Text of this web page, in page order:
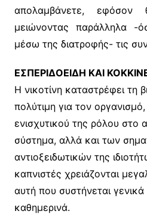
απολαμβάνετε, εφόσον
μειώνοντας παράλληλα -
μέσω της διατροφής- τις
EΣΠΕΡΙΔΟΕΙΔΗ ΚΑΙ
H νικοτίνη καταστρέφει τη
πολύτιμη για τον
ενισχυτικού της ρόλου στο
σύστημα, αλλά και των
αντιοξειδωτικών της
καπνιστές χρειάζονται
αυτή που συστήνεται
καθημερινά.